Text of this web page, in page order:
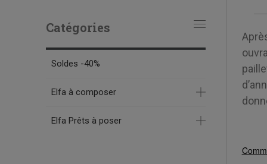
Catégories
Soldes -40%
Elfa à composer
Elfa Prêts à poser